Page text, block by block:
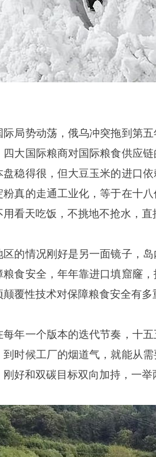
际局势动荡，俄乌冲突拖到第
四大国际粮商对国际粮食供应
盘稳得很，但大豆玉米的进口
粉真的走通工业化，等于在十
用看天吃饭，不挑地不抢水，直
区的情况刚好是另一面镜子，
粮食安全，年年靠进口填窟窿
颠覆性技术对保障粮食安全有多
每年一个版本的迭代节奏，十
到时候工厂的烟道气，就能从
刚好和双碳目标双向加持，一举